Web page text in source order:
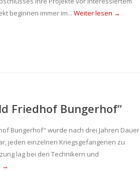
beginnen immer im... Weiter lesen →
Friedhof Bungerhof“
Bungerhof" wurde nach drei Jahren Dauer
jeden einzelnen Kriegsgefangenen zu
lag bei den Technikern und
→